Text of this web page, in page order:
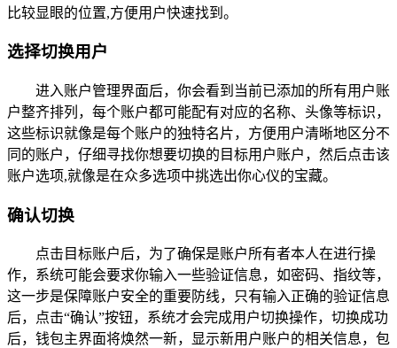
比较显眼的位置,方便用户快速找到。
选择切换用户
进入账户管理界面后，你会看到当前已添加的所有用户账
户整齐排列，每个账户都可能配有对应的名称、头像等标识，
这些标识就像是每个账户的独特名片，方便用户清晰地区分不
同的账户，仔细寻找你想要切换的目标用户账户，然后点击该
账户选项,就像是在众多选项中挑选出你心仪的宝藏。
确认切换
点击目标账户后，为了确保是账户所有者本人在进行操
作，系统可能会要求你输入一些验证信息，如密码、指纹等，
这一步是保障账户安全的重要防线，只有输入正确的验证信息
后，点击“确认”按钮，系统才会完成用户切换操作，切换成功
后，钱包主界面将焕然一新，显示新用户账户的相关信息，包